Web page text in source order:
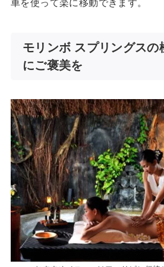
モリンボ スプリングスの
にご褒美を